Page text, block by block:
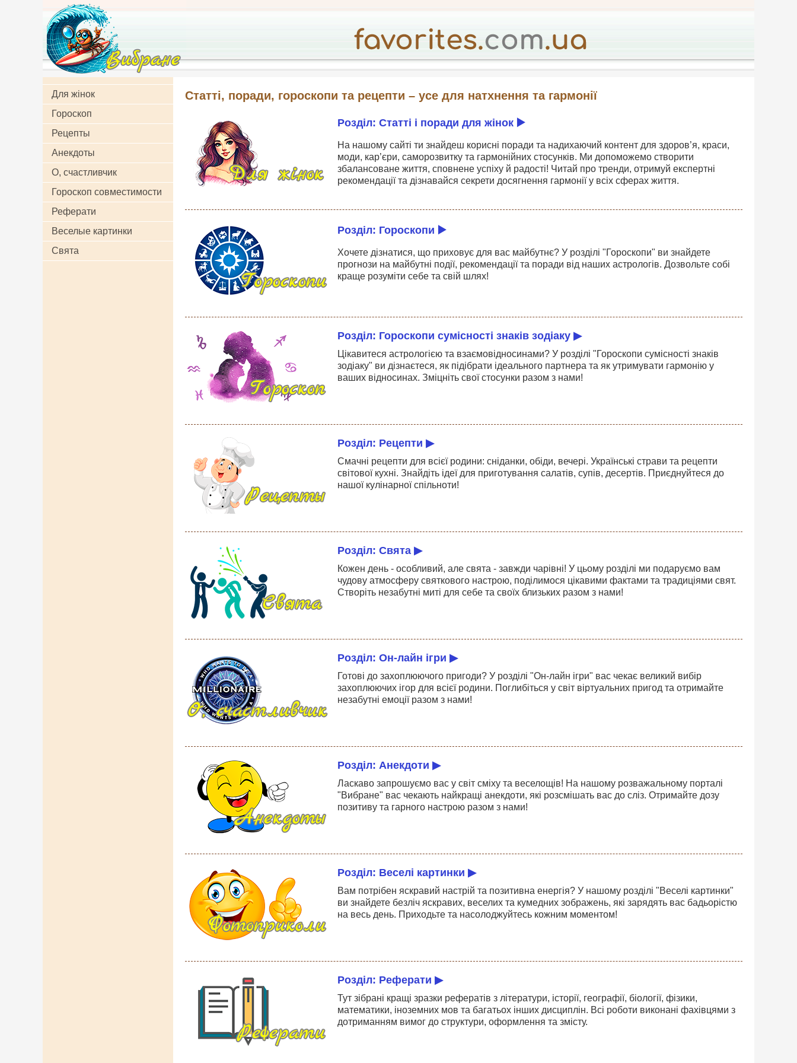
Для жінок
Гороскоп
Рецепты
Анекдоты
О, счастливчик
Гороскоп совместимости
Реферати
Веселые картинки
Свята
Статті, поради, гороскопи та рецепти – усе для натхнення та гармонії
Розділ: Статті і поради для жінок ▶
На нашому сайті ти знайдеш корисні поради та надихаючий контент для здоров’я, краси,
моди, кар’єри, саморозвитку та гармонійних стосунків. Ми допоможемо створити
збалансоване життя, сповнене успіху й радості! Читай про тренди, отримуй експертні
рекомендації та дізнавайся секрети досягнення гармонії у всіх сферах життя.
Розділ: Гороскопи ▶
Хочете дізнатися, що приховує для вас майбутнє? У розділі "Гороскопи" ви знайдете
прогнози на майбутні події, рекомендації та поради від наших астрологів. Дозвольте собі
краще розуміти себе та свій шлях!
Розділ: Гороскопи сумісності знаків зодіаку ▶
Цікавитеся астрологією та взаємовідносинами? У розділі "Гороскопи сумісності знаків
зодіаку" ви дізнаєтеся, як підібрати ідеального партнера та як утримувати гармонію у
ваших відносинах. Зміцніть свої стосунки разом з нами!
Розділ: Рецепти ▶
Смачні рецепти для всієї родини: сніданки, обіди, вечері. Українські страви та рецепти
світової кухні. Знайдіть ідеї для приготування салатів, супів, десертів. Приєднуйтеся до
нашої кулінарної спільноти!
Розділ: Свята ▶
Кожен день - особливий, але свята - завжди чарівні! У цьому розділі ми подаруємо вам
чудову атмосферу святкового настрою, поділимося цікавими фактами та традиціями свят.
Створіть незабутні миті для себе та своїх близьких разом з нами!
Розділ: Он-лайн ігри ▶
Готові до захоплюючого пригоди? У розділі "Он-лайн ігри" вас чекає великий вибір
захоплюючих ігор для всієї родини. Поглибіться у світ віртуальних пригод та отримайте
незабутні емоції разом з нами!
Розділ: Анекдоти ▶
Ласкаво запрошуємо вас у світ сміху та веселощів! На нашому розважальному порталі
"Вибране" вас чекають найкращі анекдоти, які розсмішать вас до сліз. Отримайте дозу
позитиву та гарного настрою разом з нами!
Розділ: Веселі картинки ▶
Вам потрібен яскравий настрій та позитивна енергія? У нашому розділі "Веселі картинки"
ви знайдете безліч яскравих, веселих та кумедних зображень, які зарядять вас бадьорістю
на весь день. Приходьте та насолоджуйтесь кожним моментом!
Розділ: Реферати ▶
Тут зібрані кращі зразки рефератів з літератури, історії, географії, біології, фізики,
математики, іноземних мов та багатьох інших дисциплін. Всі роботи виконані фахівцями з
дотриманням вимог до структури, оформлення та змісту.